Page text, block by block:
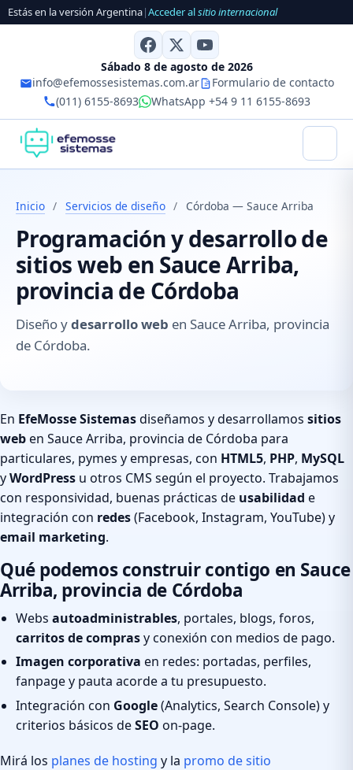
Estás en la versión Argentina|Acceder alsitio internacional
Sábado 8 de agosto de 2026
info@efemossesistemas.com.ar
Formulario de contacto
(011) 6155-8693
WhatsApp +54 9 11 6155-8693
Inicio / Servicios de diseño / Córdoba — Sauce Arriba
Programación y desarrollo de
sitios web en Sauce Arriba,
provincia de Córdoba
Diseño ydesarrollo web en Sauce Arriba, provincia
de Córdoba.
En EfeMosse Sistemasdiseñamos y desarrollamos sitios
weben Sauce Arriba, provincia de Córdoba para
particulares, pymes y empresas, con HTML5, PHP, MySQL
yWordPress u otros CMS según el proyecto. Trabajamos
con responsividad, buenas prácticas de usabilidad e
integración con redes(Facebook, Instagram, YouTube) y
email marketing.
Qué podemos construir contigo en Sauce
Arriba, provincia de Córdoba
Webs autoadministrables, portales, blogs, foros,
carritos de comprasy conexión con medios de pago.
Imagen corporativa en redes: portadas, perfiles,
fanpage y pauta acorde a tu presupuesto.
Integración con Google(Analytics, Search Console) y
criterios básicos deSEO on-page.
Mirá los planes de hosting y la promo de sitio